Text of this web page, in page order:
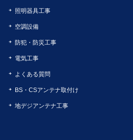
照明器具工事
空調設備
防犯・防災工事
電気工事
よくある質問
BS・CSアンテナ取付け
地デジアンテナ工事